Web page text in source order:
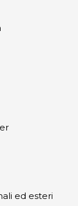
ed esteri